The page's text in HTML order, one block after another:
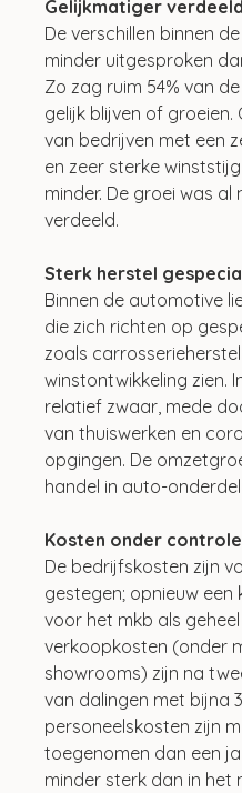
Gelijkmatiger verdeeld
De verschillen binnen
minder uitgesproken
Zo zag ruim 54% van
gelijk blijven of
van bedrijven met een
en zeer sterke
minder. De groei was
verdeeld.
Sterk herstel
Binnen de automotive
die zich richten op
zoals
winstontwikkeling zien.
relatief zwaar, mede
van thuiswerken en
opgingen. De
handel in auto-
Kosten onder controle
De bedrijfskosten zijn
gestegen; opnieuw een
voor het mkb als geheel
verkoopkosten (onder
showrooms) zijn na
van dalingen met bijna
personeelskosten zijn
toegenomen dan een
minder sterk dan in het